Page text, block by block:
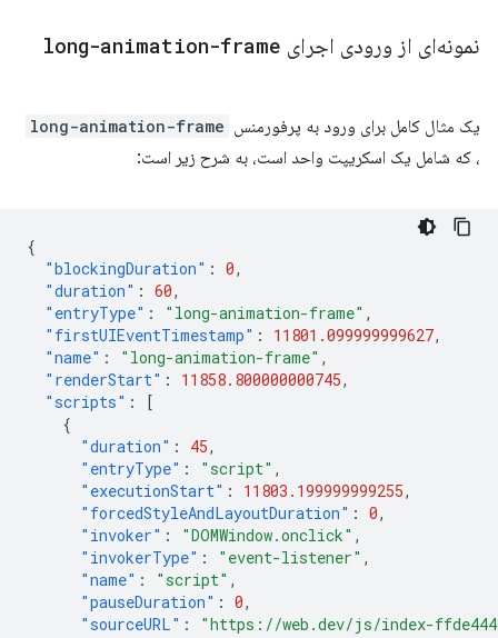
نمونه‌ای از ورودی اجرای long-animation-frame
یک مثال کامل برای ورود به پرفورمنس long-animation-frame
، که شامل یک اسکریپت واحد است، به شرح زیر است:
{
"blockingDuration" : 0,
"duration" : 60,
"entryType" : "long-animation-frame" ,
"firstUIEventTimestamp" : 11801.099999999627,
"name" : "long-animation-frame" ,
"renderStart" : 11858.800000000745,
"scripts" :
[
{
"duration" : 45,
"entryType" : "script" ,
"executionStart" : 11803.199999999255,
"forcedStyleAndLayoutDuration" : 0,
"invoker" : "DOMWindow.onclick" ,
"invokerType" : "event-listener" ,
"name" : "script" ,
"pauseDuration" : 0,
"sourceURL" :
"https://web.dev/js/index-